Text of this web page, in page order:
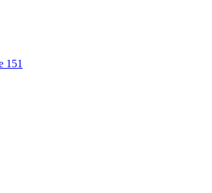
151